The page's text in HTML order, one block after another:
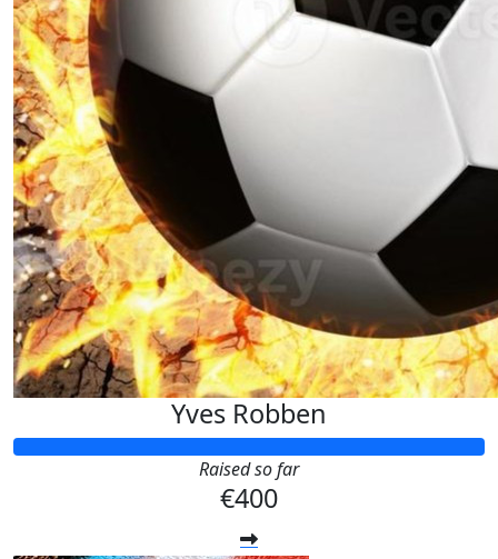
Yves Robben
Raised so far
€400